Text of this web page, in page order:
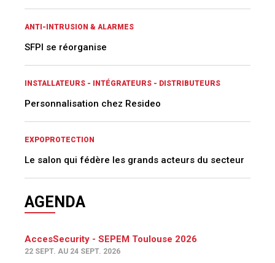
ANTI-INTRUSION & ALARMES
SFPI se réorganise
INSTALLATEURS - INTÉGRATEURS - DISTRIBUTEURS
Personnalisation chez Resideo
EXPOPROTECTION
Le salon qui fédère les grands acteurs du secteur
AGENDA
AccesSecurity - SEPEM Toulouse 2026
22 SEPT. AU 24 SEPT. 2026